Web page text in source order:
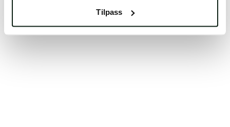
Tilpass